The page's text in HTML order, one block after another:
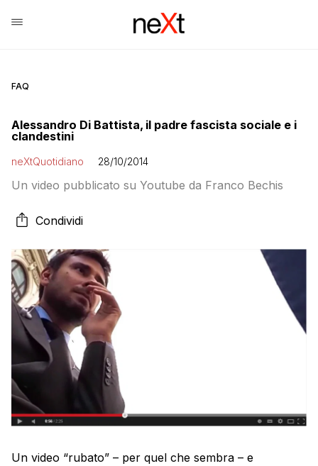
FAQ
Alessandro Di Battista, il padre fascista sociale e i
clandestini
neXtQuotidiano 28/10/2014
Un video pubblicato su Youtube da Franco Bechis
Condividi
Un video “rubato” – per quel che sembra – e